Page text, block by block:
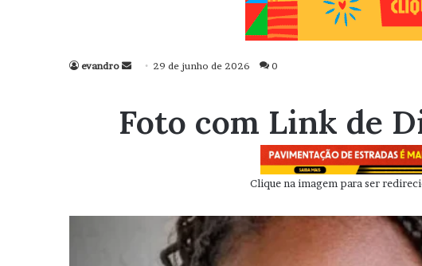
evandro
Mande
mail
29 de junho de 2026 0
Foto com Link de
Clique na imagem para ser